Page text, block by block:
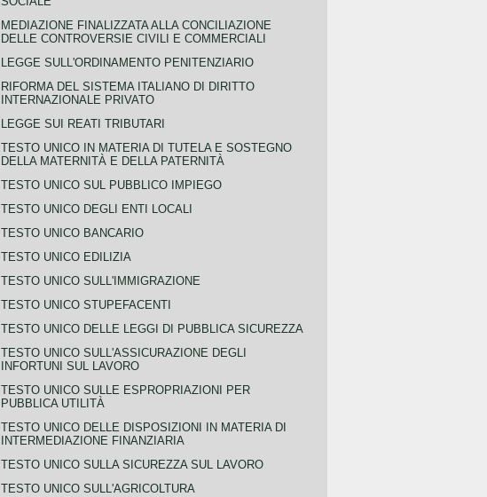
MEDIAZIONE FINALIZZATA ALLA CONCILIAZIONE
DELLE CONTROVERSIE CIVILI E COMMERCIALI
LEGGE SULL'ORDINAMENTO PENITENZIARIO
RIFORMA DEL SISTEMA ITALIANO DI DIRITTO
INTERNAZIONALE PRIVATO
LEGGE SUI REATI TRIBUTARI
TESTO UNICO IN MATERIA DI TUTELA E SOSTEGNO
DELLA MATERNITÀ E DELLA PATERNITÀ
TESTO UNICO SUL PUBBLICO IMPIEGO
TESTO UNICO DEGLI ENTI LOCALI
TESTO UNICO BANCARIO
TESTO UNICO EDILIZIA
TESTO UNICO SULL'IMMIGRAZIONE
TESTO UNICO STUPEFACENTI
TESTO UNICO DELLE LEGGI DI PUBBLICA SICUREZZA
TESTO UNICO SULL'ASSICURAZIONE DEGLI
INFORTUNI SUL LAVORO
TESTO UNICO SULLE ESPROPRIAZIONI PER
PUBBLICA UTILITÀ
TESTO UNICO DELLE DISPOSIZIONI IN MATERIA DI
INTERMEDIAZIONE FINANZIARIA
TESTO UNICO SULLA SICUREZZA SUL LAVORO
TESTO UNICO SULL'AGRICOLTURA